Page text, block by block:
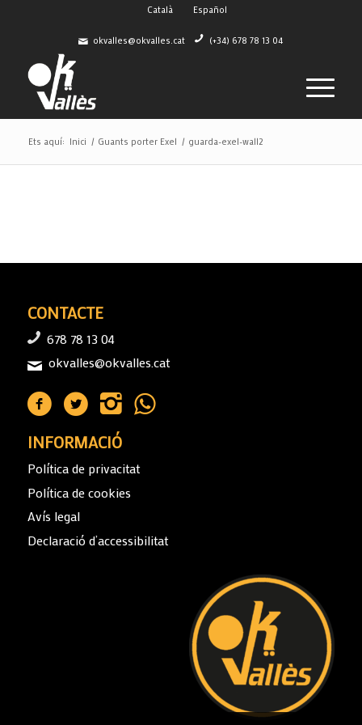
Català Español
okvalles@okvalles.cat (+34) 678 78 13 04
Ets aquí: Inici / Guants porter Exel / guarda-exel-wall2
CONTACTE
678 78 13 04
okvalles@okvalles.cat
INFORMACIÓ
Política de privacitat
Política de cookies
Avís legal
Declaració d’accessibilitat